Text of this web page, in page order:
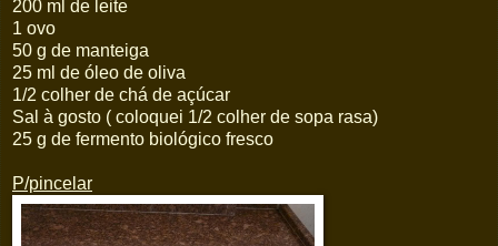
200 ml de leite
1 ovo
50 g de manteiga
25 ml de óleo de oliva
1/2 colher de chá de açúcar
Sal à gosto ( coloquei 1/2 colher de sopa rasa)
25 g de fermento biológico fresco
P/pincelar